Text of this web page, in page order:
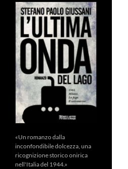
«Un romanzo dalla
inconfondibile dolcezza, una
ricognizione storico onirica
nell'Italia del 1944.»